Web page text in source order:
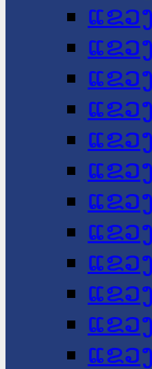
ແຂວ
ແຂວ
ແຂວ
ແຂວ
ແຂວ
ແຂວ
ແຂວ
ແຂວ
ແຂວ
ແຂວ
ແຂວ
ແຂວ